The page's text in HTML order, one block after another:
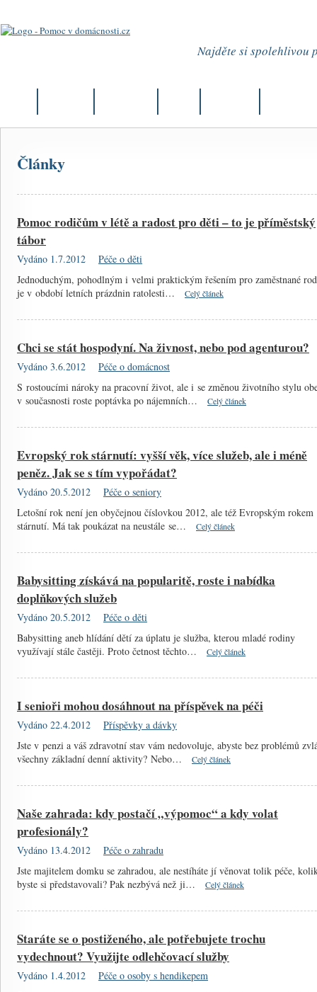
Najděte si spolehlivou
Články
Pomoc rodičům v létě a radost pro děti – to je příměstský
tábor
Vydáno 1.7.2012
Péče o děti
Jednoduchým, pohodlným i velmi praktickým řešením pro zaměstnané
je v období letních prázdnin ratolesti…
Celý článek
Chci se stát hospodyní. Na živnost, nebo pod agenturou?
Vydáno 3.6.2012
Péče o domácnost
S rostoucími nároky na pracovní život, ale i se změnou životního stylu
v současnosti roste poptávka po nájemních…
Celý článek
Evropský rok stárnutí: vyšší věk, více služeb, ale i méně
peněz. Jak se s tím vypořádat?
Vydáno 20.5.2012
Péče o seniory
Letošní rok není jen obyčejnou číslovkou 2012, ale též Evropským rokem
stárnutí. Má tak poukázat na neustále se…
Celý článek
Babysitting získává na popularitě, roste i nabídka
doplňkových služeb
Vydáno 20.5.2012
Péče o děti
Babysitting aneb hlídání dětí za úplatu je služba, kterou mladé rodiny
využívají stále častěji. Proto četnost těchto…
Celý článek
I senioři mohou dosáhnout na příspěvek na péči
Vydáno 22.4.2012
Příspěvky a dávky
Jste v penzi a váš zdravotní stav vám nedovoluje, abyste bez problémů
všechny základní denní aktivity? Nebo…
Celý článek
Naše zahrada: kdy postačí „výpomoc“ a kdy volat
profesionály?
Vydáno 13.4.2012
Péče o zahradu
Jste majitelem domku se zahradou, ale nestíháte jí věnovat tolik péče,
byste si představovali? Pak nezbývá než ji…
Celý článek
Staráte se o postiženého, ale potřebujete trochu
vydechnout? Využijte odlehčovací služby
Vydáno 1.4.2012
Péče o osoby s hendikepem